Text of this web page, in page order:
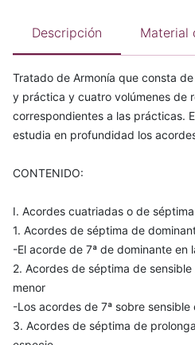
Descripción Material
Tratado de Armonía que consta
y práctica y cuatro volúmenes de
correspondientes a las prácticas.
estudia en profundidad los
CONTENIDO:
I. Acordes cuatriadas o de séptima
1. Acordes de séptima de
-El acorde de 7ª de dominante en
2. Acordes de séptima de
menor
-Los acordes de 7ª sobre sensible
3. Acordes de séptima de